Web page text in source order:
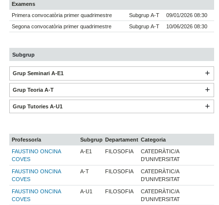
Examens
Primera convocatòria primer quadrimestre
Subgrup A-T
09/01/2026 08:30
Segona convocatòria primer quadrimestre
Subgrup A-T 10/06/2026 08:30
Subgrup
Grup Seminari A-E1
Grup Teoria A-T
Grup Tutories A-U1
Professor/a Subgrup Departament Categoria
FAUSTINO ONCINA
COVES
A-E1 FILOSOFIA
CATEDRÀTIC/A
D'UNIVERSITAT
FAUSTINO ONCINA
COVES
A-T FILOSOFIA
CATEDRÀTIC/A
D'UNIVERSITAT
FAUSTINO ONCINA
COVES
A-U1 FILOSOFIA
CATEDRÀTIC/A
D'UNIVERSITAT